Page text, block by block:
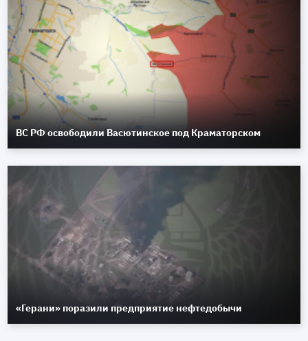
ВС РФ освободили Васютинское под Краматорском
«Герани» поразили предприятие нефтедобычи